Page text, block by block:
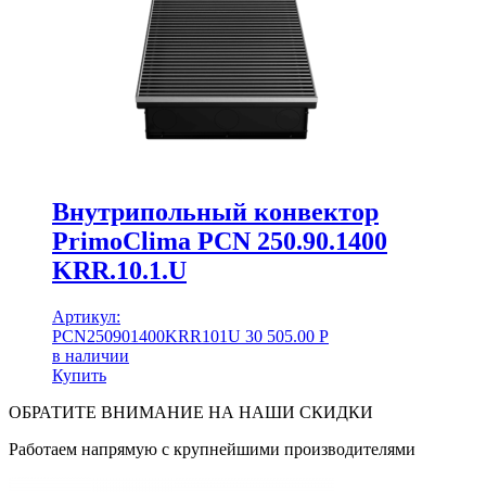
Внутрипольный конвектор
PrimoClima PCN 250.90.1400
KRR.10.1.U
Артикул:
PCN250901400KRR101U 30 505.00 Р
в наличии
Купить
ОБРАТИТЕ ВНИМАНИЕ НА НАШИ СКИДКИ
Работаем напрямую с крупнейшими производителями